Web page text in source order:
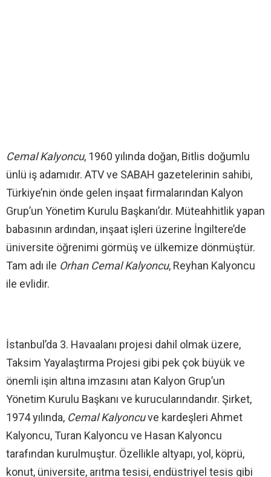
Cemal Kalyoncu, 1960 yılında doğan, Bitlis doğumlu
ünlü iş adamıdır. ATV ve SABAH gazetelerinin sahibi,
Türkiye’nin önde gelen inşaat firmalarından Kalyon
Grup’un Yönetim Kurulu Başkanı’dır. Müteahhitlik yapan
babasının ardından, inşaat işleri üzerine İngiltere’de
üniversite öğrenimi görmüş ve ülkemize dönmüştür.
Tam adı ile Orhan Cemal Kalyoncu, Reyhan Kalyoncu
ile evlidir.
İstanbul’da 3. Havaalanı projesi dahil olmak üzere,
Taksim Yayalaştırma Projesi gibi pek çok büyük ve
önemli işin altına imzasını atan Kalyon Grup’un
Yönetim Kurulu Başkanı ve kurucularındandır. Şirket,
1974 yılında, Cemal Kalyoncuve kardeşleri Ahmet
Kalyoncu, Turan Kalyoncu ve Hasan Kalyoncu
tarafından kurulmuştur. Özellikle altyapı, yol, köprü,
konut, üniversite, arıtma tesisi, endüstriyel tesis gibi